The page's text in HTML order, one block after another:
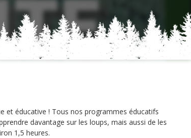
et éducative ! Tous nos programmes éducatifs
davantage sur les loups, mais aussi de les
1,5 heures.